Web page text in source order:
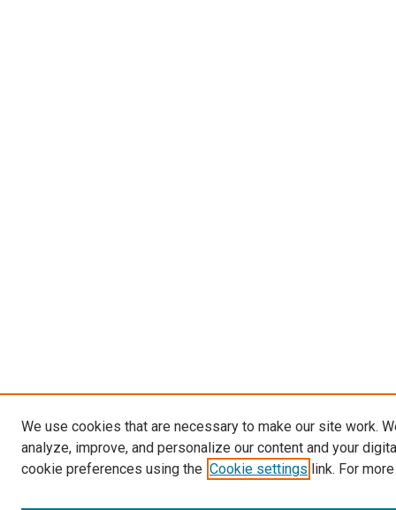
We use cookies that are necessary to make our site work.
analyze, improve, and personalize our content and your
cookie preferences using the Cookie settings link. For